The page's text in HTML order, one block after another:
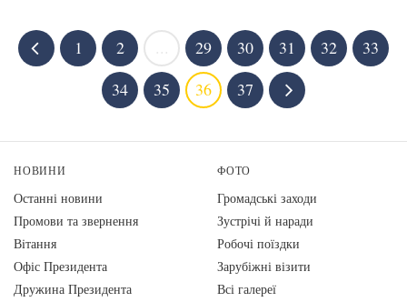
1 2 29 30 31 32
33
34
35 36 37
НОВИНИ
Останні новини
Промови та звернення
Вiтання
Офіс Президента
Дружина Президента
ФОТО
Громадські заходи
Зустрічі й наради
Робочі поїздки
Зарубіжні візити
Всі галереї